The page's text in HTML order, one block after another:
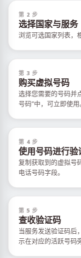
第 2 步
选择国家与服务
浏览可选国家列表，
第 3 步
购买虚拟号码
选择您需要的号码并
号码”中，可立即使用
第 4 步
使用号码进行验
复制获取到的虚拟号
电话号码字段。
第 5 步
查收验证码
当服务发送验证码后
示在对应的活跃号码